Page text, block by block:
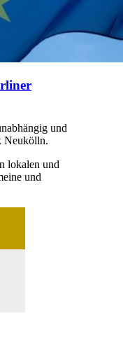
und
Neukölln.
lokalen und
und